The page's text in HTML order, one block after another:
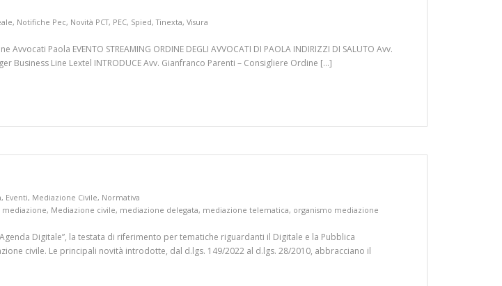
, Notifiche Pec, Novità PCT, PEC, Spied,Tinexta, Visura
Paola EVENTO STREAMING ORDINE DEGLI AVVOCATI DI PAOLA INDIRIZZI DI SALUTO Avv.
Business Line Lextel INTRODUCE Avv. Gianfranco Parenti – Consigliere Ordine […]
, Eventi, Mediazione Civile, Normativa
mediazione, Mediazione civile, mediazione delegata, mediazione telematica, organismo mediazione
Digitale”, la testata di riferimento per tematiche riguardanti il Digitale e la Pubblica
civile. Le principali novità introdotte, dal d.lgs. 149/2022 al d.lgs. 28/2010, abbracciano il